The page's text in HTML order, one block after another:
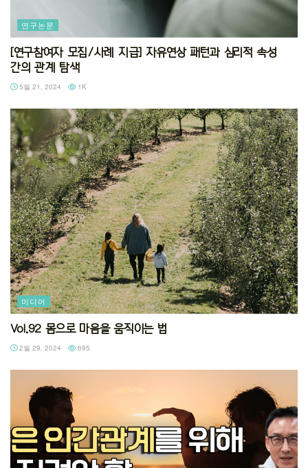
연구논문
[연구참여자 모집/사례 지급] 자유연상 패턴과 심리적 속성
간의 관계 탐색
5월 21, 2024 1K
미디어
Vol.92 몸으로 마음을 움직이는 법
2월 29, 2024 695